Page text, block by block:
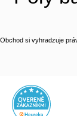
Obchod si vyhradzuje